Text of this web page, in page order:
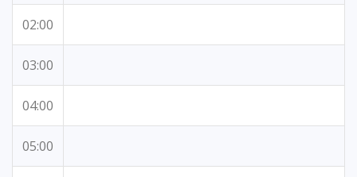
02:00
03:00
04:00
05:00